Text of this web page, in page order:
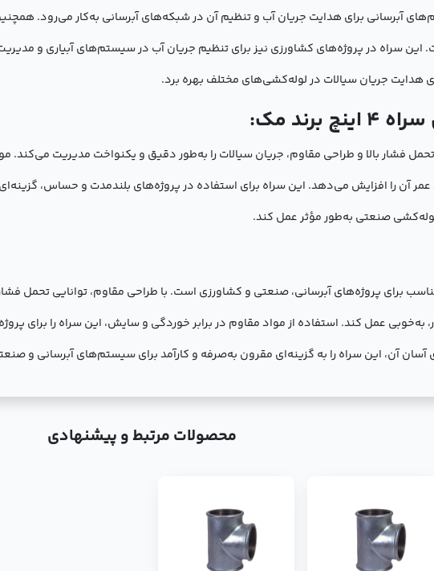
سیستم‌های آبرسانی برای هدایت جریان آب و تنظیم آن در شبکه‌های آبرسانی به‌کار می‌رود.
سراه در پروژه‌های کشاورزی نیز برای تنظیم جریان آب در سیستم‌های آبیاری و
هدایت جریان سیالات در لوله‌کشی‌های مختلف بهره برد.
مک:
تحمل فشار بالا و طراحی مقاوم، جریان سیالات را به‌طور دقیق و یکنواخت مدیریت می‌کند.
آن را افزایش می‌دهد. این سراه برای استفاده در پروژه‌های بلندمدت و حساس،
صنعتی به‌طور مؤثر عمل کند.
مناسب برای پروژه‌های آبرسانی، صنعتی و کشاورزی است. با طراحی مقاوم، توانایی تحمل
به‌خوبی عمل کند. استفاده از مواد مقاوم در برابر خوردگی و سایش، این سراه را برای
آن، این سراه را به گزینه‌ای مقرون به‌صرفه و کارآمد برای سیستم‌های آبرسانی و
محصولات مرتبط و پیشنهادی